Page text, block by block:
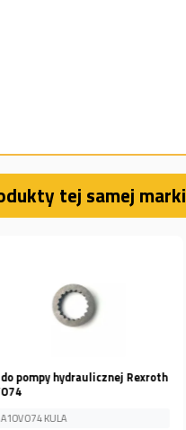
tej samej marki
CENTRALNY POMPY
BOSCH...
A8VO107tł